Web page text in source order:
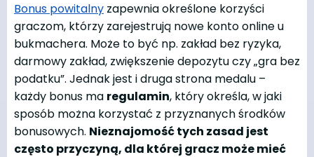
Bonus powitalny zapewnia określone korzyści
graczom, którzy zarejestrują nowe konto online u
bukmachera. Może to być np. zakład bez ryzyka,
darmowy zakład, zwiększenie depozytu czy „gra bez
podatku”. Jednak jest i druga strona medalu –
każdy bonus ma regulamin, który określa, w jaki
sposób można korzystać z przyznanych środków
bonusowych. Nieznajomość tych zasad jest
często przyczyną, dla której gracz może mieć